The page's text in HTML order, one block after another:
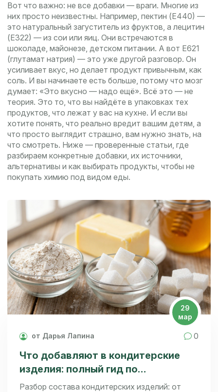
Вот что важно: не все добавки — враги. Многие из
них просто неизвестны. Например, пектин (Е440) —
это натуральный загуститель из фруктов, а лецитин
(Е322) — из сои или яиц. Они встречаются в
шоколаде, майонезе, детском питании. А вот E621
(глутамат натрия) — это уже другой разговор. Он
усиливает вкус, но делает продукт привычным, как
соль. И вы начинаете есть больше, потому что мозг
думает: «Это вкусно — надо ещё». Всё это — не
теория. Это то, что вы найдёте в упаковках тех
продуктов, что лежат у вас на кухне. И если вы
хотите понять, что реально вредит вашим детям, а
что просто выглядит страшно, вам нужно знать, на
что смотреть. Ниже — проверенные статьи, где
разбираем конкретные добавки, их источники,
альтернативы и как выбирать продукты, чтобы не
покупать химию под видом еды.
29
мар
от Дарья Лапина 0
Что добавляют в кондитерские
изделия: полный гид по
ингредиентам и добавкам
Разбор состава кондитерских изделий: от